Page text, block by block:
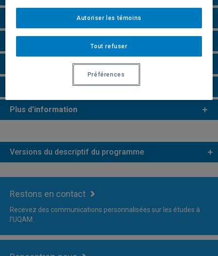
Remarques et règlements
Faire une demande d'admission
Plus d'information
Versions du descriptif du programme
Restons en contact
Recevez des communications personnalisées sur les études à
l'UQAM.
Tout refuser
Autoriser les témoins
Préférences